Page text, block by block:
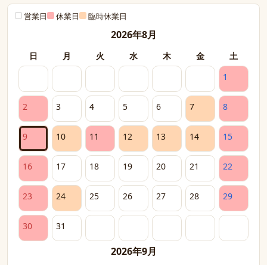
営業日 休業日 臨時休業日
2026年8月
日 月 火 水 木 金
土
1
2 3 4 5 6 7 8
9 10 11 12 13 14 15
16 17 18 19 20 21 22
23 24 25 26 27 28 29
30 31
2026年9月